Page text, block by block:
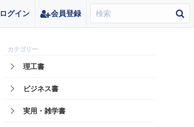
ログイン 会員登録
理工書
ビジネス書
実用・雑学書